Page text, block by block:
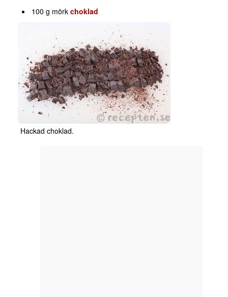
100 g mörkchoklad
Hackad choklad.